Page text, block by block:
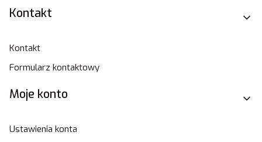
Linki w stopce
Kontakt
Kontakt
Formularz kontaktowy
Moje konto
Ustawienia konta